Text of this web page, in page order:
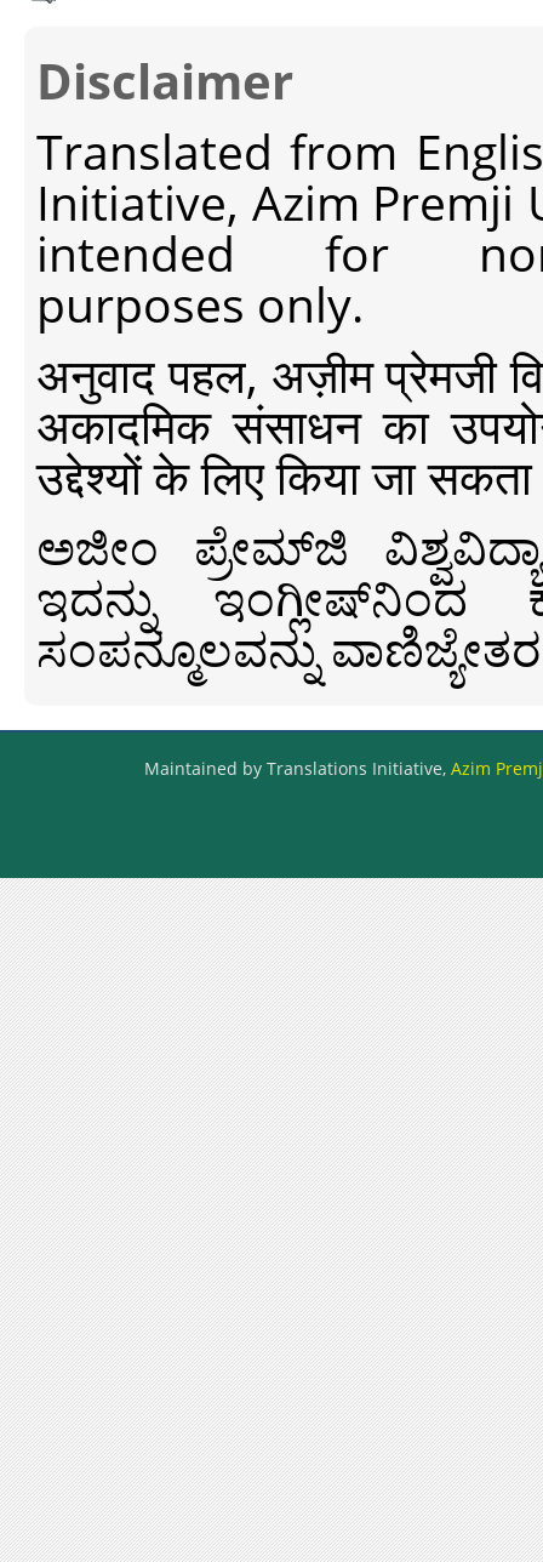
Disclaimer
Translated from
Initiative, Azim Premji
intended for non-
purposes only.
अनुवाद पहल, अज़ीम प्रेमजी
अकादमिक संसाधन का
उद्देश्यों के लिए किया जा
ಅಜೀಂ ಪ್ರೇಮ್‍ಜಿ
ಇದನ್ನು ಇಂಗ್ಲೀಷ್‍ನಿಂದ
ಸಂಪನ್ಮೂಲವನ್ನು
Maintained by Translations Initiative, Azim